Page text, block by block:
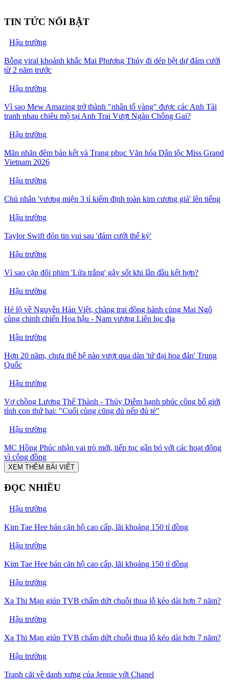
TIN TỨC NỔI BẬT
Hậu trường
Bỗng viral khoảnh khắc Mai Phương Thúy đi dép bệt dự đám cưới
từ 2 năm trước
Hậu trường
Vì sao Mew Amazing trở thành "nhân tố vàng" được các Anh Tài
tranh nhau chiêu mộ tại Anh Trai Vượt Ngàn Chông Gai?
Hậu trường
Mãn nhãn đêm bán kết và Trang phục Văn hóa Dân tộc Miss Grand
Vietnam 2026
Hậu trường
Chủ nhân 'vương miện 3 tỉ kiểm định toàn kim cương giả' lên tiếng
Hậu trường
Taylor Swift đón tin vui sau 'đám cưới thế kỷ'
Hậu trường
Vì sao cặp đôi phim 'Lửa trắng' gây sốt khi lần đầu kết hợp?
Hậu trường
Hé lộ về Nguyễn Hàn Việt, chàng trai đồng hành cùng Mai Ngô
cùng chinh chiến Hoa hậu - Nam vương Liên lục địa
Hậu trường
Hơn 20 năm, chưa thế hệ nào vượt qua dàn 'tứ đại hoa đán' Trung
Quốc
Hậu trường
Vợ chồng Lương Thế Thành - Thúy Diễm hạnh phúc công bố giới
tính con thứ hai: "Cuối cùng cũng đủ nếp đủ tẻ"
Hậu trường
MC Hồng Phúc nhận vai trò mới, tiếp tục gắn bó với các hoạt động
vì cộng đồng
XEM THÊM BÀI VIẾT
ĐỌC NHIỀU
Hậu trường
Kim Tae Hee bán căn hộ cao cấp, lãi khoảng 150 tỉ đồng
Hậu trường
Kim Tae Hee bán căn hộ cao cấp, lãi khoảng 150 tỉ đồng
Hậu trường
Xa Thi Mạn giúp TVB chấm dứt chuỗi thua lỗ kéo dài hơn 7 năm?
Hậu trường
Xa Thi Mạn giúp TVB chấm dứt chuỗi thua lỗ kéo dài hơn 7 năm?
Hậu trường
Tranh cãi về danh xưng của Jennie với Chanel